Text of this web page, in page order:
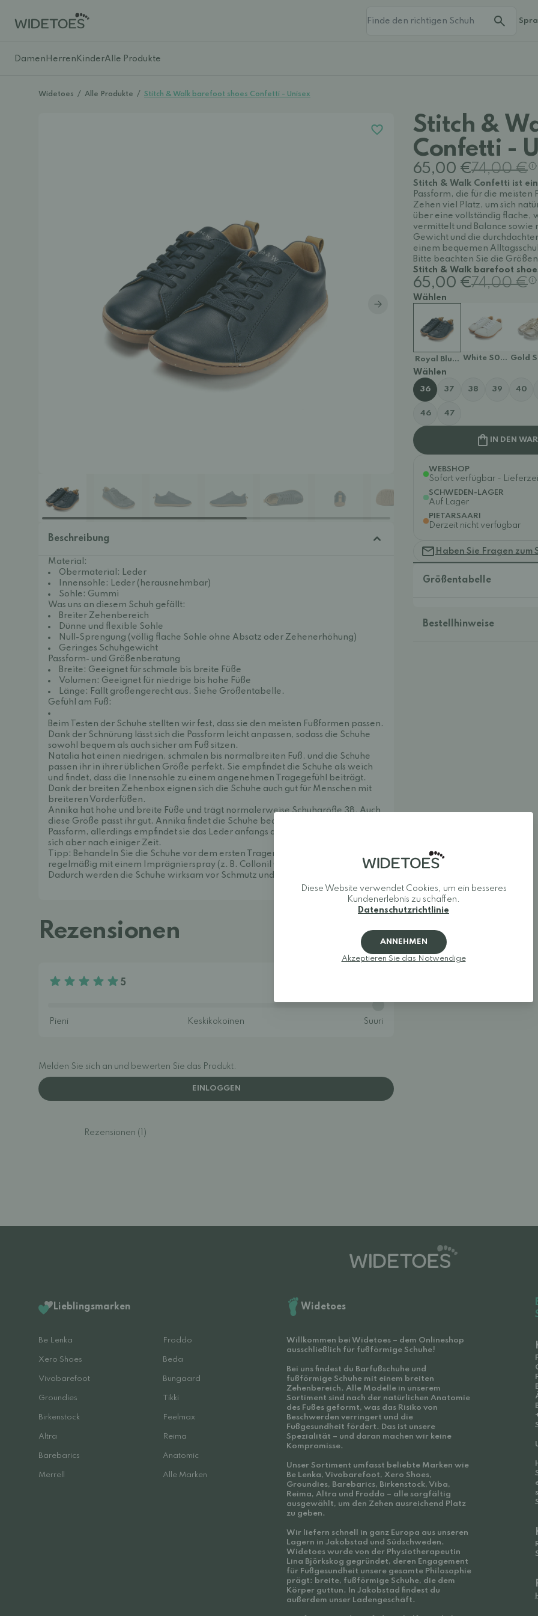
Damen Herren KinderAlle Produkte
Widetoes / Alle Produkte / Stitch & Walk barefoot shoes Confetti - Unisex
Beschreibung
Material:
Obermaterial: Leder
Innensohle: Leder (herausnehmbar)
Sohle: Gummi
Was uns an diesem Schuh gefällt:
Breiter Zehenbereich
Dünne und flexible Sohle
Null-Sprengung (völlig flache Sohle ohne Absatz oder Zehenerhöhung)
Geringes Schuhgewicht
Passform- und Größenberatung
Breite: Geeignet für schmale bis breite Füße
Volumen: Geeignet für niedrige bis hohe Füße
Länge: Fällt größengerecht aus. Siehe Größentabelle.
Gefühl am Fuß:
Beim Testen der Schuhe stellten wir fest, dass sie den meisten Fußformen passen.
Dank der Schnürung lässt sich die Passform leicht anpassen, sodass die Schuhe
sowohl bequem als auch sicher am Fuß sitzen.
Natalia hat einen niedrigen, schmalen bis normalbreiten Fuß, und die Schuhe
passen ihr in ihrer üblichen Größe perfekt. Sie empfindet die Schuhe als weich
und findet, dass die Innensohle zu einem angenehmen Tragegefühl beiträgt.
Dank der breiten Zehenbox eignen sich die Schuhe auch gut für Menschen mit
breiteren Vorderfüßen.
Annika hat hohe und breite Füße und trägt normalerweise Schuhgröße 38. Auch
diese Größe passt ihr gut. Annika findet die Schuhe bequem und schätzt die
Passform, allerdings empfindet sie das Leder anfangs als etwas steif – das gibt
sich aber nach einiger Zeit.
Tipp: Behandeln Sie die Schuhe vor dem ersten Tragen und auch später
regelmäßig mit einem Imprägnierspray (z. B. Collonil Organic Protect & Care).
Dadurch werden die Schuhe wirksam vor Schmutz und Feuchtigkeit geschützt.
Rezensionen
5
Melden Sie sich an und bewerten Sie das Produkt.
EINLOGGEN
Rezensionen (1)
Stitch &
Confetti -
65,00 €74,00 €
Stitch & Walk Confetti ist
Passform, die für die
Zehen viel Platz, um sich
über eine vollständig flache,
vermittelt und Balance sowie
Gewicht und die
einem bequemen
Bitte beachten Sie die
Stitch & Walk barefoot
65,00 €74,00 €
Wählen
Royal Blue S088-61281B
White S088-Gold
Wählen
36 37 38 39 40
46 47
IN DEN
WEBSHOP
Sofort verfügbar -
SCHWEDEN-LAGER
Auf Lager
PIETARSAARI
Derzeit nicht verfügbar
Haben Sie Fragen zum
Größentabelle
Bestellhinweise
Lieblingsmarken
Be Lenka Froddo
Xero Shoes Beda
Vivobarefoot Bungaard
Groundies Tikki
Birkenstock Feelmax
Altra Reima
Barebarics Anatomic
Merrell Alle Marken
Widetoes
Willkommen bei Widetoes – dem Onlineshop
ausschließlich für fußförmige Schuhe!
Bei uns findest du Barfußschuhe und
fußförmige Schuhe mit einem breiten
Zehenbereich. Alle Modelle in unserem
Sortiment sind nach der natürlichen Anatomie
des Fußes geformt, was das Risiko von
Beschwerden verringert und die
Fußgesundheit fördert. Das ist unsere
Spezialität – und daran machen wir keine
Kompromisse.
Unser Sortiment umfasst beliebte Marken wie
Be Lenka, Vivobarefoot, Xero Shoes,
Groundies, Barebarics, Birkenstock, Viba,
Reima, Altra und Froddo – alle sorgfältig
ausgewählt, um den Zehen ausreichend Platz
zu geben.
Wir liefern schnell in ganz Europa aus unseren
Lagern in Jakobstad und Südschweden.
Widetoes wurde von der Physiotherapeutin
Lina Björkskog gegründet, deren Engagement
für Fußgesundheit unsere gesamte Philosophie
prägt: breite, fußförmige Schuhe, die dem
Körper guttun. In Jakobstad findest du
außerdem unser Ladengeschäft.
Diese Website verwendet Cookies, um ein besseres
Kundenerlebnis zu schaffen.
Datenschutzrichtlinie
ANNEHMEN
Akzeptieren Sie das Notwendige